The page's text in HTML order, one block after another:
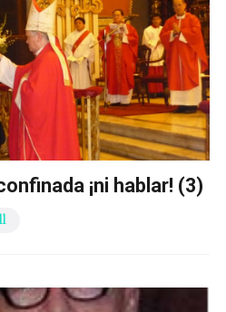
¡ni hablar! (3)